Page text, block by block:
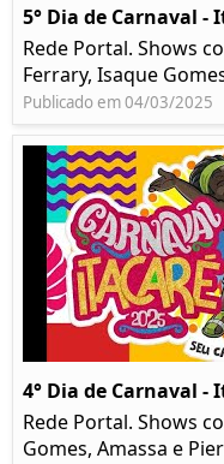
5° Dia de Carnaval -
Rede Portal. Shows
Ferrary, Isaque
Publicado em 04/03/2025
4° Dia de Carnaval -
Rede Portal. Shows
Gomes, Amassa e